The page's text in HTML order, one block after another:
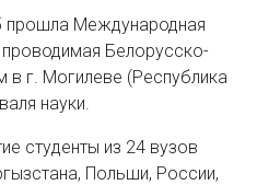
прошла Международная
Белорусско-
в г. Могилеве (Республика
науки.
студенты из 24 вузов
Польши, России,